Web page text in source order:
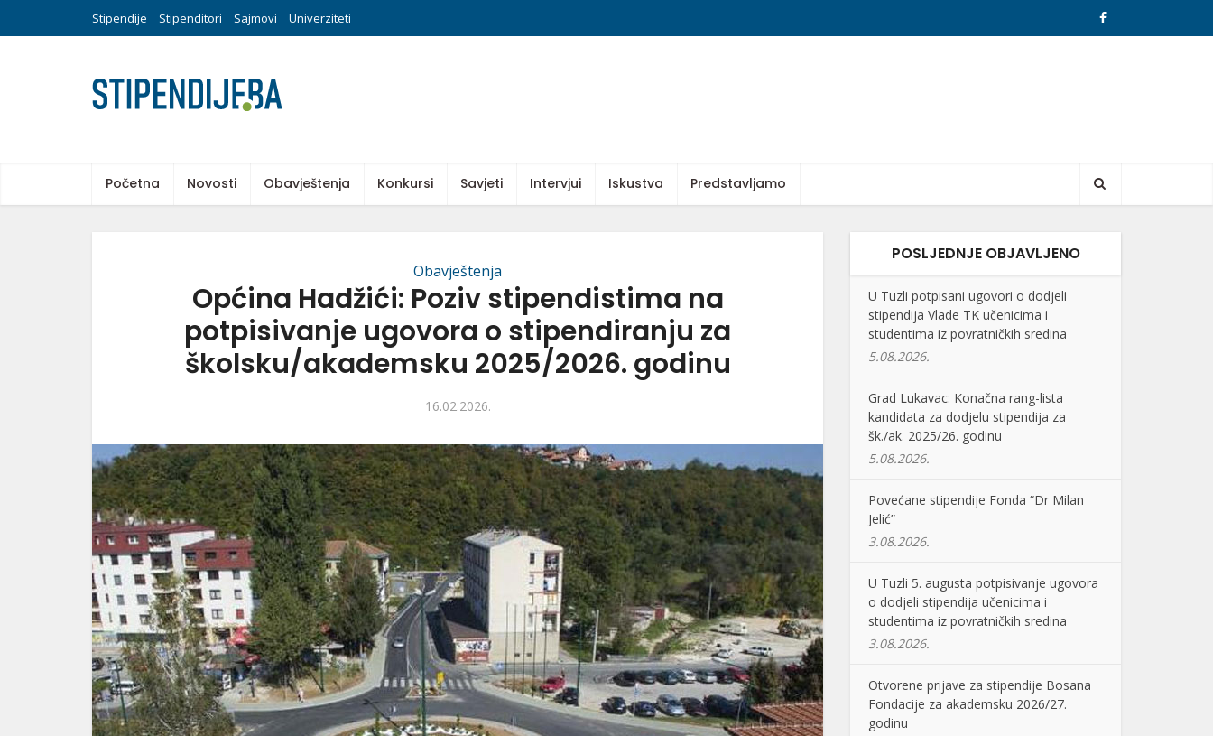
Stipendije Stipenditori Sajmovi Univerziteti
Početna Novosti Obavještenja Konkursi Savjeti Intervjui Iskustva Predstavljamo
Obavještenja
Općina Hadžići: Poziv stipendistima na
potpisivanje ugovora o stipendiranju za
školsku/akademsku 2025/2026. godinu
16.02.2026.
POSLJEDNJE OBJAVLJENO
U Tuzli potpisani ugovori o dodjeli
stipendija Vlade TK učenicima i
studentima iz povratničkih sredina
5.08.2026.
Grad Lukavac: Konačna rang-lista
kandidata za dodjelu stipendija za
šk./ak. 2025/26. godinu
5.08.2026.
Povećane stipendije Fonda “Dr Milan
Jelić”
3.08.2026.
U Tuzli 5. augusta potpisivanje ugovora
o dodjeli stipendija učenicima i
studentima iz povratničkih sredina
3.08.2026.
Otvorene prijave za stipendije Bosana
Fondacije za akademsku 2026/27.
godinu